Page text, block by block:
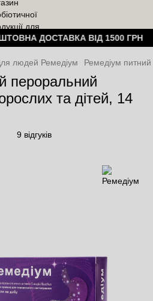
ДОСТАВКА ВІД 1500
людей Ремедiум Ремедіум
пероральний
та дітей, 14
9 відгуків